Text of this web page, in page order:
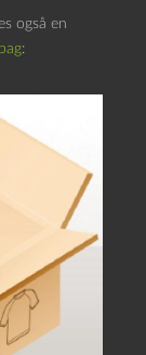
også en
: